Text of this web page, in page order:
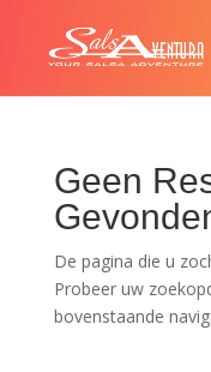
Geen
De pagina die u
Probeer uw
bovenstaande